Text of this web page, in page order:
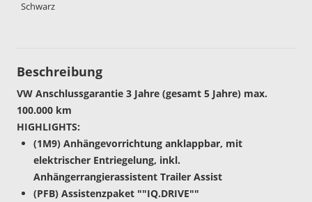
Schwarz
Beschreibung
VW Anschlussgarantie 3 Jahre (gesamt 5 Jahre) max.
100.000 km
HIGHLIGHTS:
(1M9) Anhängevorrichtung anklappbar, mit
elektrischer Entriegelung, inkl.
Anhängerrangierassistent Trailer Assist
(PFB) Assistenzpaket ""IQ.DRIVE""